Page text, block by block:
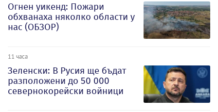
Огнен уикенд: Пожари
обхванаха няколко области у
нас (ОБЗОР)
11 часа
Зеленски: В Русия ще бъдат
разположени до 50 000
севернокорейски войници